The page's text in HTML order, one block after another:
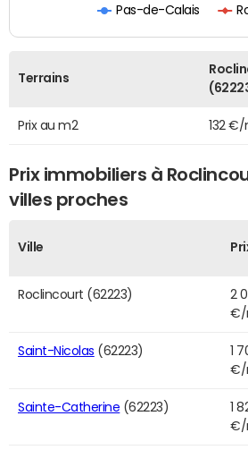
Pas-de-Calais
Terrains
Prix au m2 132
Prix immobiliers à
villes proches
Ville
Roclincourt (62223)
2
€/
Saint-Nicolas (62223)
1
€/
Sainte-Catherine (62223)
1
€/